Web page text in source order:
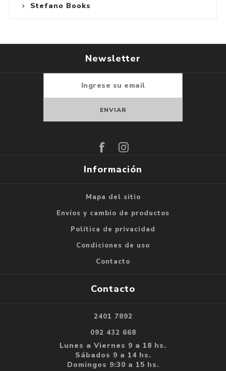
Stefano Books
Newsletter
Información
Mapa del sitio
Envíos y cambio de productos
Política de privacidad
Condiciones de uso
Contacto
Contacto
2401 7892
092 432 668
Lunes a Viernes 9 a 18 hs.
Sábados 9 a 14 hs.
Domingos 9:30 a 15 hs.